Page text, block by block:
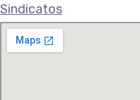
Sindicatos